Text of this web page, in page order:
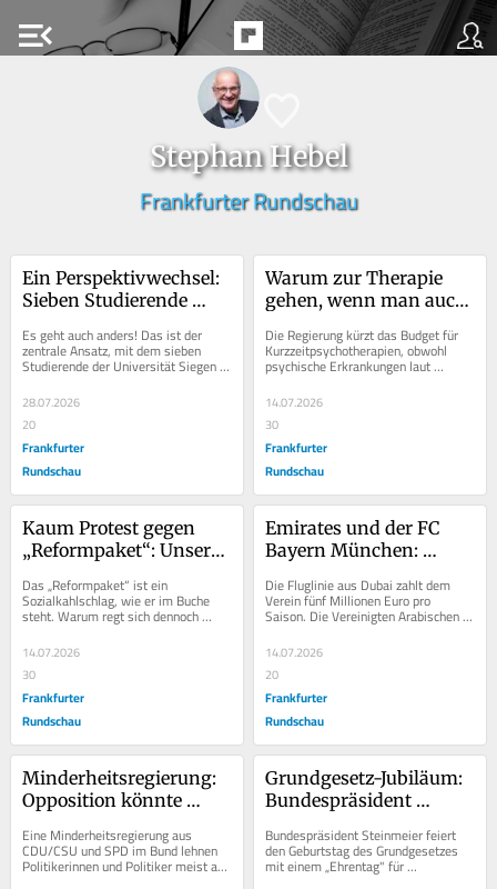
menu_open
Stephan Hebel
Frankfurter Rundschau
Ein Perspektivwechsel:
Sieben Studierende
meint“
Es geht auch anders! Das ist der
zentrale Ansatz, mit dem sieben
Studierende der Universität Siegen
politische Debatte...
28.07.2026
20
Frankfurter
Rundschau
Warum zur Therapie
gehen, wenn man auch
Die Regierung kürzt das Budget für
Kurzzeitpsychotherapien, obwohl
psychische Erkrankungen laut
Techniker Krankenkasse auf Platz
zwei der Fehltage...
14.07.2026
30
Frankfurter
Rundschau
Kaum Protest gegen
„Reformpaket“: Unsere
Das „Reformpaket“ ist ein
Sozialkahlschlag, wie er im Buche
steht. Warum regt sich dennoch
kaum Widerstand? Wo bleibt der
Aufschrei gegen die...
14.07.2026
30
Frankfurter
Rundschau
Emirates und der FC
Bayern München:
Die Fluglinie aus Dubai zahlt dem
Verein fünf Millionen Euro pro
Saison. Die Vereinigten Arabischen
Emirate versorgen gleichzeitig
Kriegsparteien im...
14.07.2026
20
Frankfurter
Rundschau
Minderheitsregierung:
Opposition könnte
sich profilieren
Eine Minderheitsregierung aus
CDU/CSU und SPD im Bund lehnen
Politikerinnen und Politiker meist ab.
Grundgesetz-Jubiläum:
Bundespräsident
bei Hate Aid
Bundespräsident Steinmeier feiert
den Geburtstag des Grundgesetzes
mit einem „Ehrentag" für
Ehrenamtliche. Ausgerechnet die